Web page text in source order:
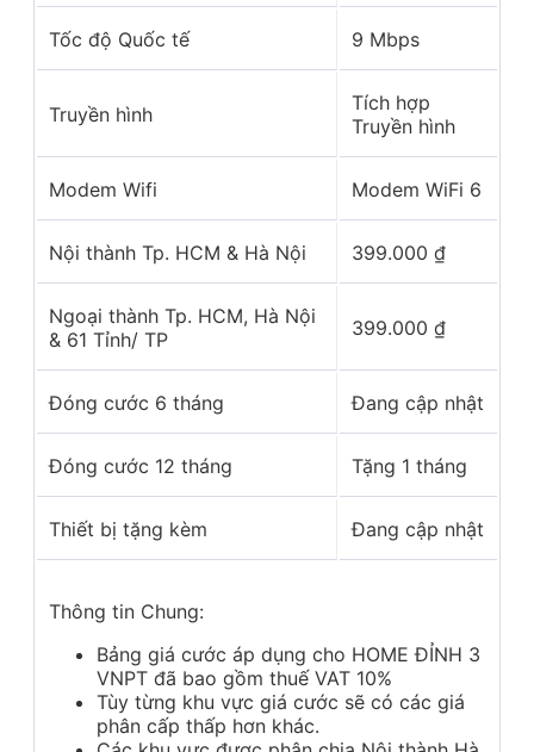
Tốc độ Quốc tế 9 Mbps
Truyền hình
Tích hợp
Truyền hình
Modem Wifi Modem WiFi 6
Nội thành Tp. HCM & Hà Nội 399.000 ₫
Ngoại thành Tp. HCM, Hà Nội
& 61 Tỉnh/ TP
399.000 ₫
Đóng cước 6 tháng Đang cập nhật
Đóng cước 12 tháng Tặng 1 tháng
Thiết bị tặng kèm Đang cập nhật
Thông tin Chung:
Bảng giá cước áp dụng cho HOME ĐỈNH 3
VNPT đã bao gồm thuế VAT 10%
Tùy từng khu vực giá cước sẽ có các giá
phân cấp thấp hơn khác.